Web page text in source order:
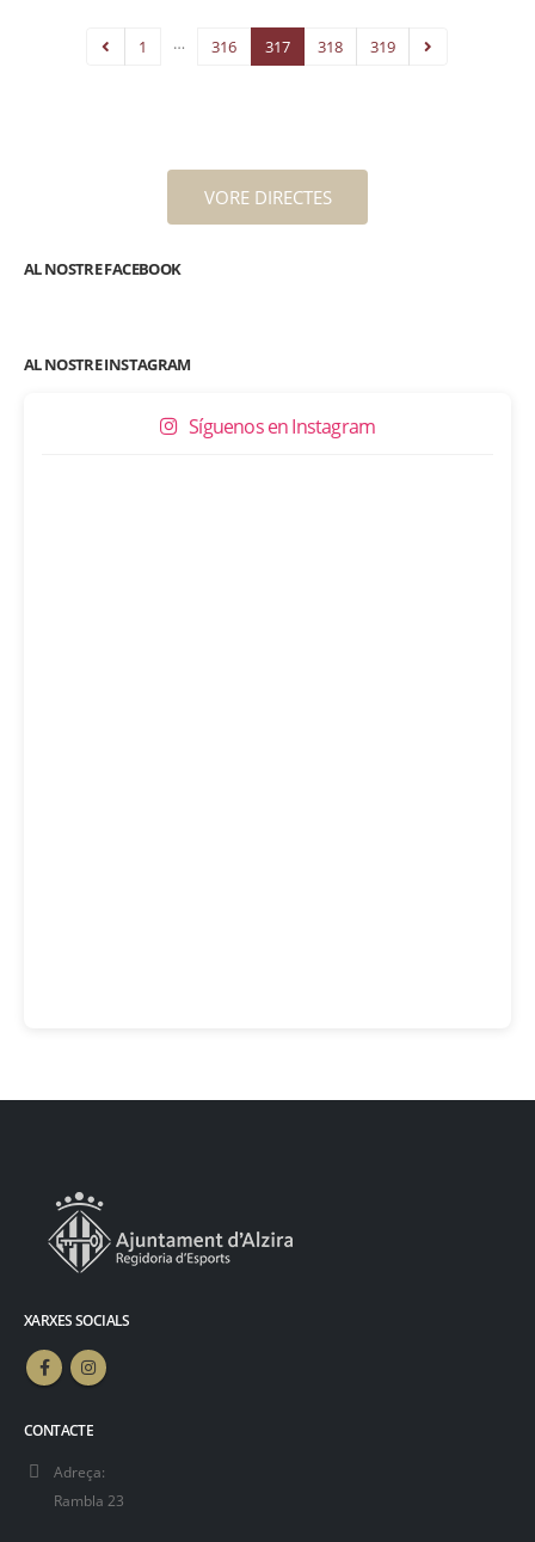
1 … 316 317 318 319
VORE DIRECTES
AL NOSTRE FACEBOOK
AL NOSTRE INSTAGRAM
Síguenos en Instagram
XARXES SOCIALS
CONTACTE
Adreça:
Rambla 23